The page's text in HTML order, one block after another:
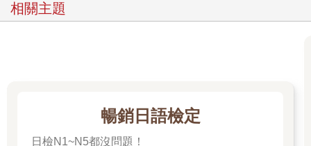
相關主題
暢銷日語檢定
日檢N1~N5都沒問題！